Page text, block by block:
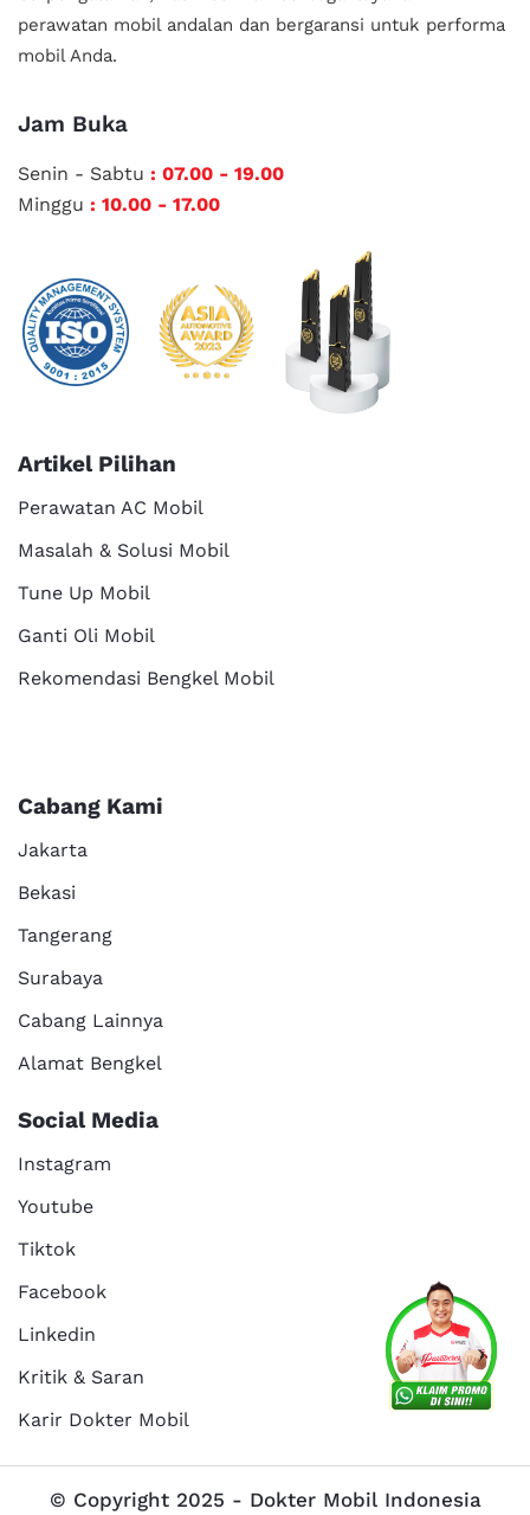
perawatan mobil andalan dan bergaransi untuk performa
mobil Anda.
Jam Buka
Senin - Sabtu : 07.00 - 19.00
Minggu : 10.00 - 17.00
Artikel Pilihan
Perawatan AC Mobil
Masalah & Solusi Mobil
Tune Up Mobil
Ganti Oli Mobil
Rekomendasi Bengkel Mobil
Cabang Kami
Jakarta
Bekasi
Tangerang
Surabaya
Cabang Lainnya
Alamat Bengkel
Social Media
Instagram
Youtube
Tiktok
Facebook
Linkedin
Kritik & Saran
Karir Dokter Mobil
© Copyright 2025 - Dokter Mobil Indonesia